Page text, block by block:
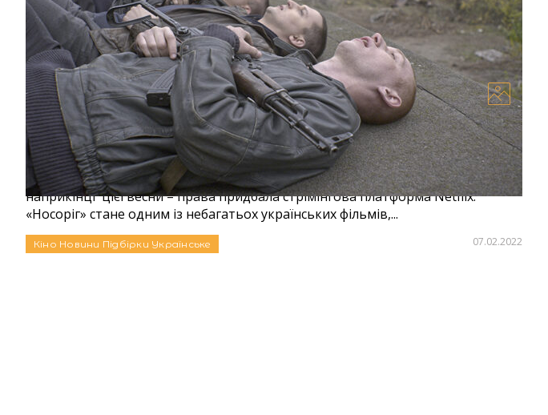
Кіно Новини Підбірки Українське
Netflix придбав права на показ фільму Олега Сенцова «Носоріг»
Онлайн-прем’єра кримінальної драми «Носоріг» Олега Сенцова відбудеться
наприкінці цієї весни – права придбала стрімінгова платформа Netflix.
«Носоріг» стане одним із небагатьох українських фільмів,...
07.02.2022